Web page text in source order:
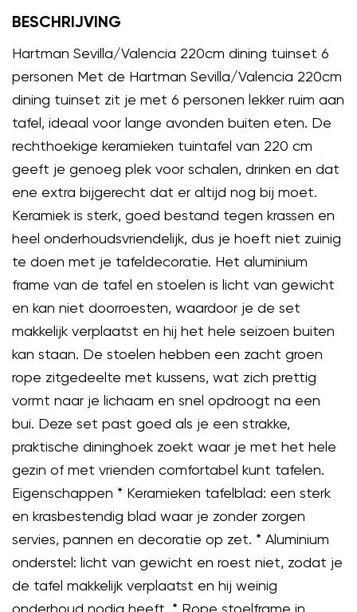
BESCHRIJVING
Hartman Sevilla/Valencia 220cm dining tuinset 6
personen Met de Hartman Sevilla/Valencia 220cm
dining tuinset zit je met 6 personen lekker ruim aan
tafel, ideaal voor lange avonden buiten eten. De
rechthoekige keramieken tuintafel van 220 cm
geeft je genoeg plek voor schalen, drinken en dat
ene extra bijgerecht dat er altijd nog bij moet.
Keramiek is sterk, goed bestand tegen krassen en
heel onderhoudsvriendelijk, dus je hoeft niet zuinig
te doen met je tafeldecoratie. Het aluminium
frame van de tafel en stoelen is licht van gewicht
en kan niet doorroesten, waardoor je de set
makkelijk verplaatst en hij het hele seizoen buiten
kan staan. De stoelen hebben een zacht groen
rope zitgedeelte met kussens, wat zich prettig
vormt naar je lichaam en snel opdroogt na een
bui. Deze set past goed als je een strakke,
praktische dininghoek zoekt waar je met het hele
gezin of met vrienden comfortabel kunt tafelen.
Eigenschappen * Keramieken tafelblad: een sterk
en krasbestendig blad waar je zonder zorgen
servies, pannen en decoratie op zet. * Aluminium
onderstel: licht van gewicht en roest niet, zodat je
de tafel makkelijk verplaatst en hij weinig
onderhoud nodig heeft. * Rope stoelframe in